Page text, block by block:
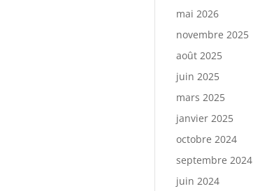
mai 2026
novembre 2025
août 2025
juin 2025
mars 2025
janvier 2025
octobre 2024
septembre 2024
juin 2024